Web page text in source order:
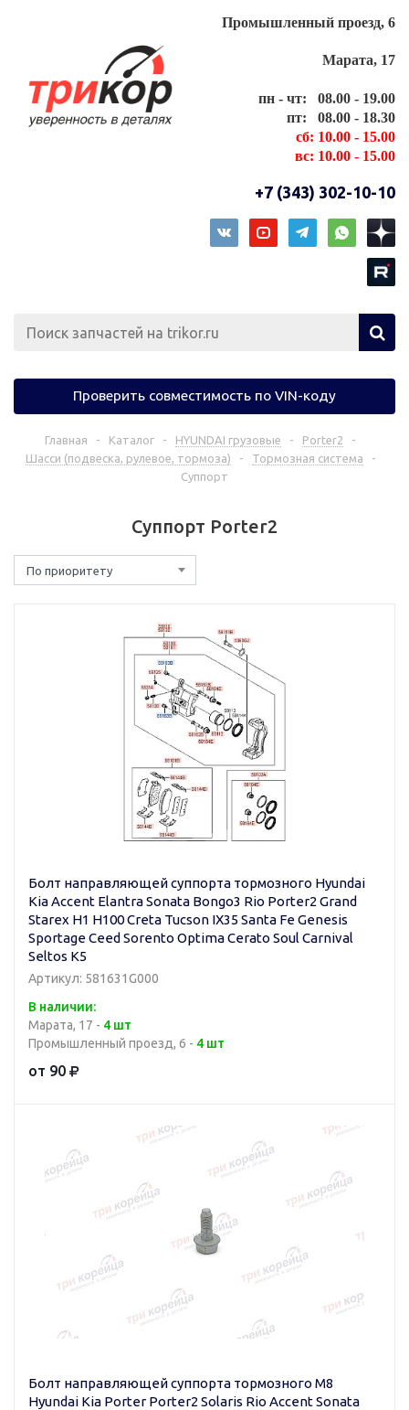
Промышленный проезд, 6
Марата, 17
пн - чт: 08.00 - 19.00
пт: 08.00 - 18.30
сб: 10.00 - 15.00
вс: 10.00 - 15.00
+7 (343) 302-10-10
Проверить совместимость по VIN-коду
Главная - Каталог - HYUNDAI грузовые - Porter2
-
Шасси (подвеска, рулевое, тормоза)
- Тормозная система
-
Суппорт
Суппорт Porter2
По приоритету
Болт направляющей суппорта тормозного Hyundai
Kia Accent Elantra Sonata Bongo3 Rio Porter2 Grand
Starex H1 H100 Creta Tucson IX35 Santa Fe Genesis
Sportage Ceed Sorento Optima Cerato Soul Carnival
Seltos K5
Артикул: 581631G000
В наличии:
Марата, 17 - 4 шт
Промышленный проезд, 6 - 4 шт
от 90
Болт направляющей суппорта тормозного M8
Hyundai Kia Porter Porter2 Solaris Rio Accent Sonata